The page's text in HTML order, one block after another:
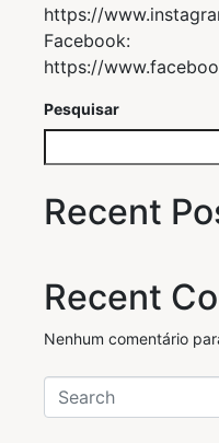
https://
Facebook:
https://
Pesquisar
Recent
Recent
Nenhum comentário